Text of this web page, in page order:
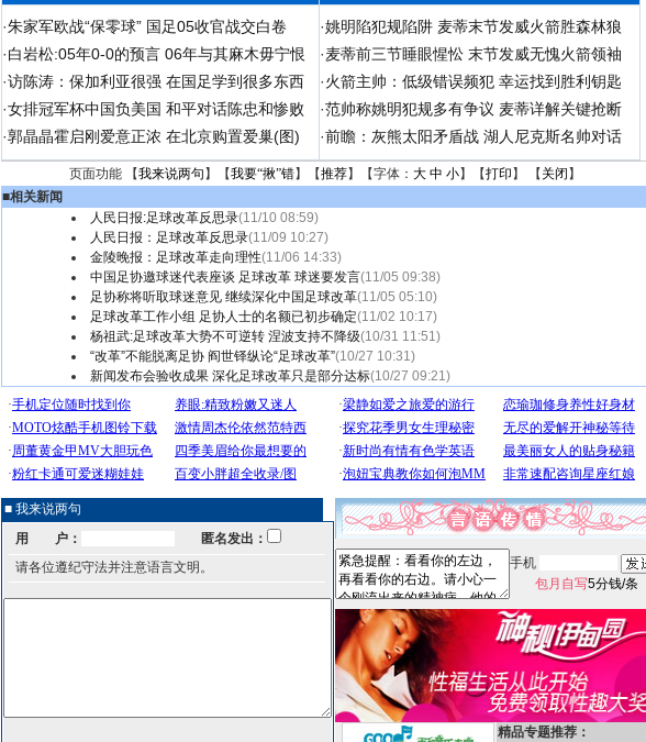
·朱家军欧战“保零球” 国足05收官战交白卷
·白岩松:05年0-0的预言 06年与其麻木毋宁恨
·访陈涛：保加利亚很强 在国足学到很多东西
·女排冠军杯中国负美国 和平对话陈忠和惨败
·郭晶晶霍启刚爱意正浓 在北京购置爱巢(图)
·姚明陷犯规陷阱 麦蒂末节发威火箭胜森林狼
·麦蒂前三节睡眼惺忪 末节发威无愧火箭领袖
·火箭主帅：低级错误频犯 幸运找到胜利钥匙
·范帅称姚明犯规多有争议 麦蒂详解关键抢断
·前瞻：灰熊太阳矛盾战 湖人尼克斯名帅对话
页面功能 【我来说两句 】【我要“揪”错】【推荐】【字体： 大 中 小】【打印 】 【 关闭 】
■相关新闻
人民日报:足球改革反思录(11/10 08:59)
人民日报：足球改革反思录(11/09 10:27)
金陵晚报：足球改革走向理性(11/06 14:33)
中国足协邀球迷代表座谈 足球改革 球迷要发言(11/05 09:38)
足协称将听取球迷意见 继续深化中国足球改革(11/05 05:10)
足球改革工作小组 足协人士的名额已初步确定(11/02 10:17)
杨祖武:足球改革大势不可逆转 涅波支持不降级(10/31 11:51)
“改革”不能脱离足协 阎世铎纵论“足球改革”(10/27 10:31)
新闻发布会验收成果 深化足球改革只是部分达标(10/27 09:21)
■ 我来说两句
用 户：
匿名发出：
请各位遵纪守法并注意语言文明。
手机
包月自写5分钱/条
精品专题推荐：